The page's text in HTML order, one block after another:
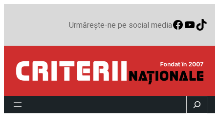
Urmărește-ne pe social media
Search